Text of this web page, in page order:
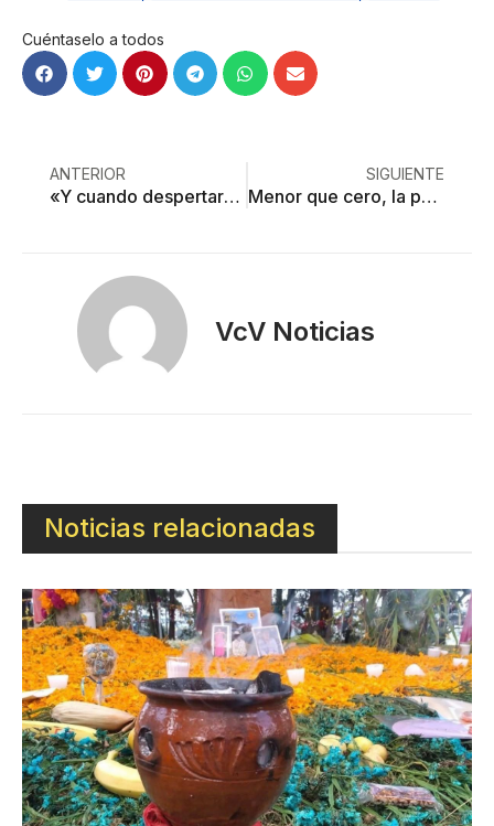
Cuéntaselo a todos
ANTERIOR
«Y cuando despertaron los toluqueños, los baches seguían ahí»
SIGUIENTE
Menor que cero, la partida para convenios de medios de comunicación
VcV Noticias
Noticias relacionadas